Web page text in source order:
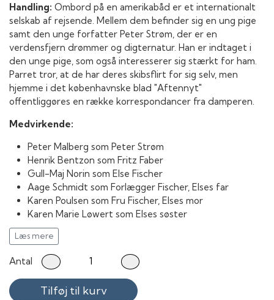
Handling: Ombord på en amerikabåd er et internationalt
selskab af rejsende. Mellem dem befinder sig en ung pige
samt den unge forfatter Peter Strøm, der er en
verdensfjern drømmer og digternatur. Han er indtaget i
den unge pige, som også interesserer sig stærkt for ham.
Parret tror, at de har deres skibsflirt for sig selv, men
hjemme i det københavnske blad "Aftennyt"
offentliggøres en række korrespondancer fra damperen.
Medvirkende:
Peter Malberg som Peter Strøm
Henrik Bentzon som Fritz Faber
Gull-Maj Norin som Else Fischer
Aage Schmidt som Forlægger Fischer, Elses far
Karen Poulsen som Fru Fischer, Elses mor
Karen Marie Løwert som Elses søster
Asbjørn Andersen som Redaktør Brandt
Kate Wallee
Emilius Madsen
Axel Schultz
Valsø Holm
Læs mere
Antal
Tilføj til kurv